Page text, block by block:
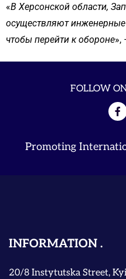
«В Херсонской области,
осуществляют
чтобы перейти к обороне»,
FOLLOW
Promoting
INFORMATION
20/8 Instytutska Street,